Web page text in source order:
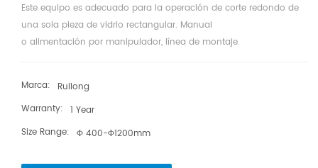
Este equipo es adecuado para la operación de corte redondo de
una sola pieza de vidrio rectangular. Manual
o alimentación por manipulador, línea de montaje.
Marca:
Ruilong
Warranty: 1 Year
Size Range: Φ 400-Φ1200mm